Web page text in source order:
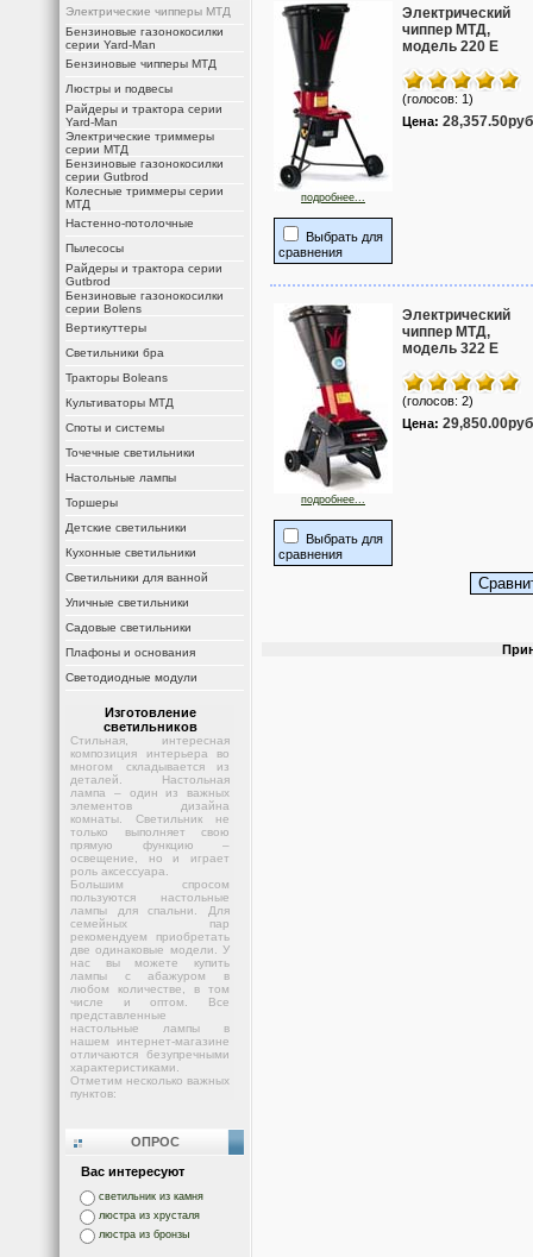
Электрические чипперы МТД
Бензиновые газонокосилки
серии Yard-Man
Бензиновые чипперы МТД
Люстры и подвесы
Райдеры и трактора серии
Yard-Man
Электрические триммеры
серии МТД
Бензиновые газонокосилки
серии Gutbrod
Колесные триммеры серии
МТД
Настенно-потолочные
Пылесосы
Райдеры и трактора серии
Gutbrod
Бензиновые газонокосилки
серии Bolens
Вертикуттеры
Светильники бра
Тракторы Boleans
Культиваторы МТД
Споты и системы
Точечные светильники
Настольные лампы
Торшеры
Детские светильники
Кухонные светильники
Светильники для ванной
Уличные светильники
Садовые светильники
Плафоны и основания
Светодиодные модули
Изготовление
светильников
Стильная, интересная
композиция интерьера во
многом складывается из
деталей. Настольная
лампа – один из важных
элементов дизайна
комнаты. Светильник не
только выполняет свою
прямую функцию –
освещение, но и играет
роль аксессуара.
Большим спросом
пользуются настольные
лампы для спальни. Для
семейных пар
рекомендуем приобретать
две одинаковые модели. У
нас вы можете купить
лампы с абажуром в
любом количестве, в том
числе и оптом. Все
представленные
настольные лампы в
нашем интернет-магазине
отличаются безупречными
характеристиками.
Отметим несколько важных
пунктов:
ОПРОС
Вас интересуют
светильник из камня
люстра из хрусталя
люстра из бронзы
подробнее...
Выбрать для
сравнения
Электрический
чиппер МТД,
модель 220 Е
(голосов: 1)
Цена:
подробнее...
Выбрать для
сравнения
Электрический
чиппер МТД,
модель 322 Е
(голосов: 2)
Цена: